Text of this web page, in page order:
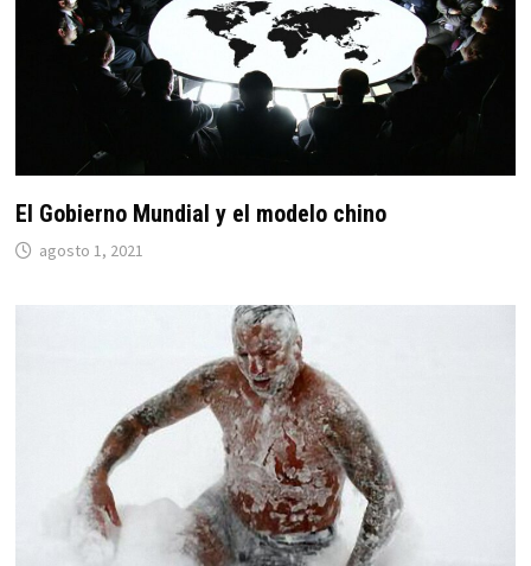
El Gobierno Mundial y el modelo chino
agosto 1, 2021